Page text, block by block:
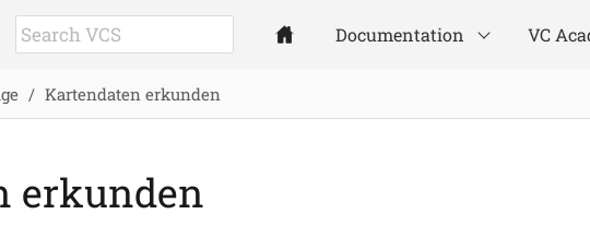
Documentation VC
Kartendaten erkunden
erkunden